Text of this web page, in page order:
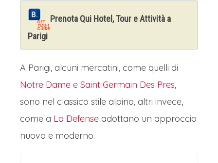
Prenota Qui Hotel, Tour e Attività a
Parigi
A Parigi, alcuni mercatini, come quelli di
Notre Dame e Saint Germain Des Pres,
sono nel classico stile alpino, altri invece,
come a La Defense adottano un approccio
nuovo e moderno.